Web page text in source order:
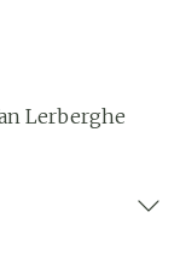
Lerberghe